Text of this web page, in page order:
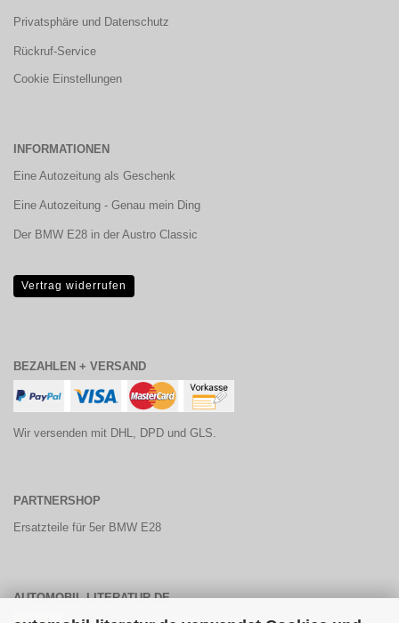
Privatsphäre und Datenschutz
Rückruf-Service
Cookie Einstellungen
INFORMATIONEN
Eine Autozeitung als Geschenk
Eine Autozeitung - Genau mein Ding
Der BMW E28 in der Austro Classic
Vertrag widerrufen
BEZAHLEN + VERSAND
Wir versenden mit DHL, DPD und GLS.
PARTNERSHOP
Ersatzteile für 5er BMW E28
AUTOMOBIL-LITERATUR.DE